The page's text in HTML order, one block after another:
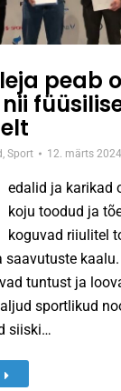
peab
,Sport 12. märts 2024
edalid ja karikad
koju toodud ja
koguvad riiulitel
saavutuste
tuntust ja
sportlikud
siiski…